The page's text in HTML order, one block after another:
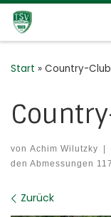
Zum Inhalt
Start » Country-
von Achim Wilutzky |
den Abmessungen
Bilder
Zurück